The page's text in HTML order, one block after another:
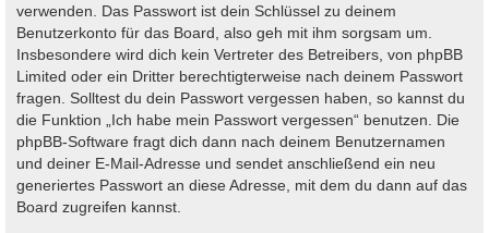
verwenden. Das Passwort ist dein Schlüssel zu deinem
Benutzerkonto für das Board, also geh mit ihm sorgsam um.
Insbesondere wird dich kein Vertreter des Betreibers, von phpBB
Limited oder ein Dritter berechtigterweise nach deinem Passwort
fragen. Solltest du dein Passwort vergessen haben, so kannst du
die Funktion „Ich habe mein Passwort vergessen“ benutzen. Die
phpBB-Software fragt dich dann nach deinem Benutzernamen
und deiner E-Mail-Adresse und sendet anschließend ein neu
generiertes Passwort an diese Adresse, mit dem du dann auf das
Board zugreifen kannst.